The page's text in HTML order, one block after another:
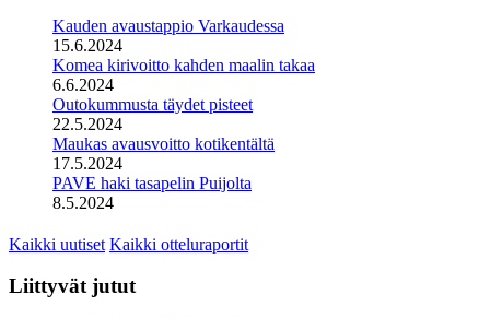
Kauden avaustappio Varkaudessa
15.6.2024
Komea kirivoitto kahden maalin takaa
6.6.2024
Outokummusta täydet pisteet
22.5.2024
Maukas avausvoitto kotikentältä
17.5.2024
PAVE haki tasapelin Puijolta
8.5.2024
Kaikki uutiset Kaikki otteluraportit
Liittyvät jutut